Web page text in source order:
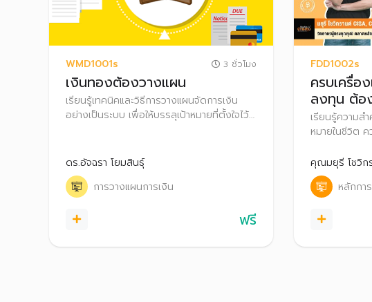
WMD1001s 3 ชั่วโมง
เงินทองต้องวางแผน
เรียนรู้เทคนิคและวิธีการวางแผนจัดการเงิน
อย่างเป็นระบบ เพื่อให้บรรลุเป้าหมายที่ตั้งใจไว้
ดร.อัจฉรา โยมสินธุ์
การวางแผนการเงิน
ฟรี
FDD1002s
ครบเครื่อ
ลงทุน ต้อ
ความเสี่ยง
เรียนรู้ความส
หมายในชีวิต
อย่างเหมาะสม
คุณมยุรี โชวิก
หลักกา